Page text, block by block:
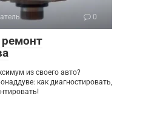
0
из своего авто?
как диагностировать,